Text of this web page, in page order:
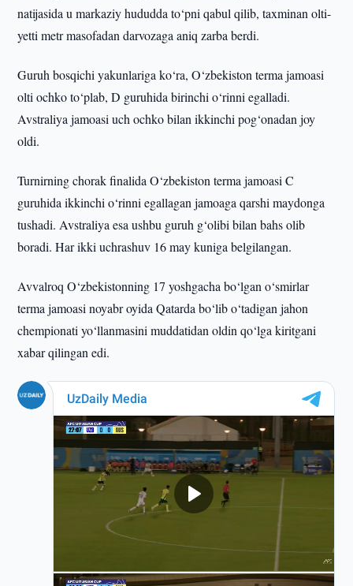
natijasida u markaziy hududda to‘pni qabul qilib, taxminan olti-
yetti metr masofadan darvozaga aniq zarba berdi.
Guruh bosqichi yakunlariga ko‘ra, O‘zbekiston terma jamoasi
olti ochko to‘plab, D guruhida birinchi o‘rinni egalladi.
Avstraliya jamoasi uch ochko bilan ikkinchi pog‘onadan joy
oldi.
Turnirning chorak finalida O‘zbekiston terma jamoasi C
guruhida ikkinchi o‘rinni egallagan jamoaga qarshi maydonga
tushadi. Avstraliya esa ushbu guruh g‘olibi bilan bahs olib
boradi. Har ikki uchrashuv 16 may kuniga belgilangan.
Avvalroq O‘zbekistonning 17 yoshgacha bo‘lgan o‘smirlar
terma jamoasi noyabr oyida Qatarda bo‘lib o‘tadigan jahon
chempionati yo‘llanmasini muddatidan oldin qo‘lga kiritgani
xabar qilingan edi.